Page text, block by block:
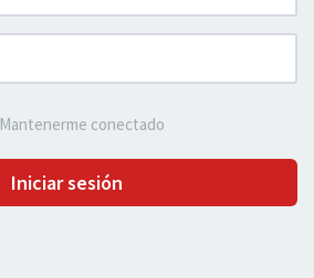
Mantenerme conectado
Iniciar sesión